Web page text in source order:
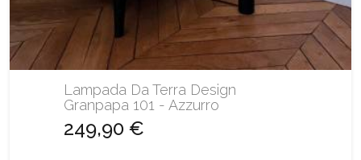
Lampada Da Terra Design
Granpapa 101 - Azzurro
249,90 €